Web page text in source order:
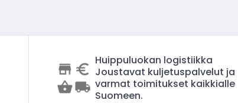
Huippuluokan logistiikka
Joustavat kuljetuspalvelut ja
varmat toimitukset kaikkialle
Suomeen.